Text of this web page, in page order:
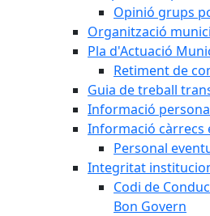
Opinió grups
Organització
Pla d'Actuació
Retiment de
Guia de treball
Informació
Informació càrrecs
Personal
Integritat
Codi de
Bon Govern